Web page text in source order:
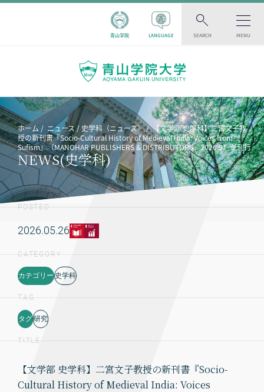
青山学院 LANGUAGE SEARCH MENU
ホーム ニュース 史学科（ニュース）
【文学部 史学科】二宮文子教
授の新刊書『Socio-Cultural History of Medieval India: Voices from
Sufism』（MANOHAR PUBLISHERS & DISTRIBUTORS、2026.5）が刊行
NEWS(史学科)
POSTED
2026.05.26
CATEGORY
カテゴリー 史学科
TAG
タグ研究
TITLE
【文学部 史学科】二宮文子教授の新刊書『Socio-
Cultural History of Medieval India: Voices